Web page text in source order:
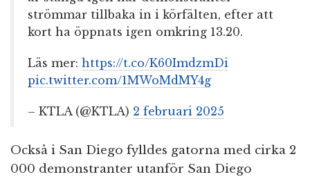
strömmar tillbaka in i körfälten, efter att
kort ha öppnats igen omkring 13.20.
Läs mer: https://t.co/K60ImdzmDi
pic.twitter.com/1MWoMdMY4g
– KTLA (@KTLA) 2 februari 2025
Också i San Diego fylldes gatorna med cirka 2
000 demonstranter utanför San Diego